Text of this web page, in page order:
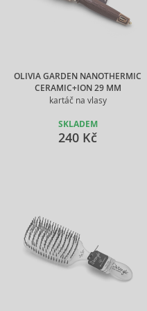
OLIVIA GARDEN NANOTHERMIC
CERAMIC+ION 29 MM
kartáč na vlasy
SKLADEM
240 Kč